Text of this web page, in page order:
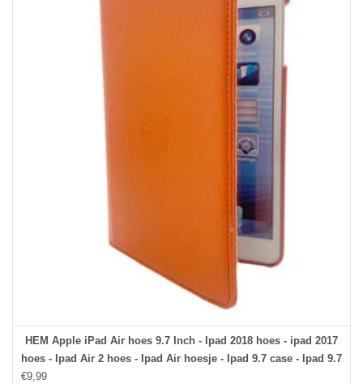
HEM Apple iPad Air hoes 9.7 Inch - Ipad 2018 hoes - ipad 2017
hoes - Ipad Air 2 hoes - Ipad Air hoesje - Ipad 9.7 case - Ipad 9.7
Autowake Draaibare Cover - Ipad hoes 2017/2018 - Oranje -
€9,99